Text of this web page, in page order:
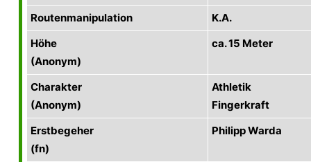
Routenmanipulation
K.A.
Höhe
(Anonym)
ca. 15 Meter
Charakter
(Anonym)
Athletik
Fingerkraft
Erstbegeher
(fn)
Philipp Warda